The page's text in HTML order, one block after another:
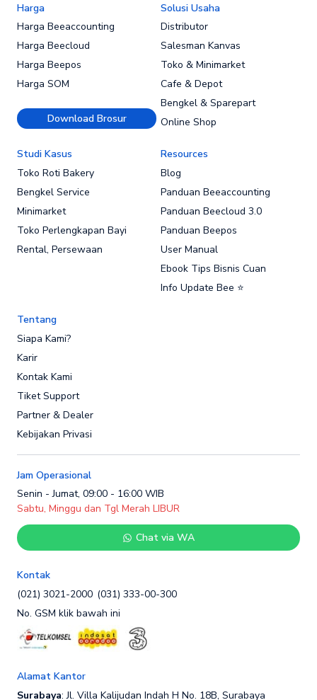
Harga
Harga Beeaccounting
Harga Beecloud
Harga Beepos
Harga SOM
Download Brosur
Solusi Usaha
Distributor
Salesman Kanvas
Toko & Minimarket
Cafe & Depot
Bengkel & Sparepart
Online Shop
Studi Kasus
Toko Roti Bakery
Bengkel Service
Minimarket
Toko Perlengkapan Bayi
Rental, Persewaan
Resources
Blog
Panduan Beeaccounting
Panduan Beecloud 3.0
Panduan Beepos
User Manual
Ebook Tips Bisnis Cuan
Info Update Bee ⭐
Tentang
Siapa Kami?
Karir
Kontak Kami
Tiket Support
Partner & Dealer
Kebijakan Privasi
Jam Operasional
Senin - Jumat, 09:00 - 16:00 WIB
Sabtu, Minggu dan Tgl Merah LIBUR
Chat via WA
Kontak
(021) 3021-2000 (031) 333-00-300
No. GSM klik bawah ini
Alamat Kantor
Surabaya: Jl. Villa Kalijudan Indah H No. 18B, Surabaya